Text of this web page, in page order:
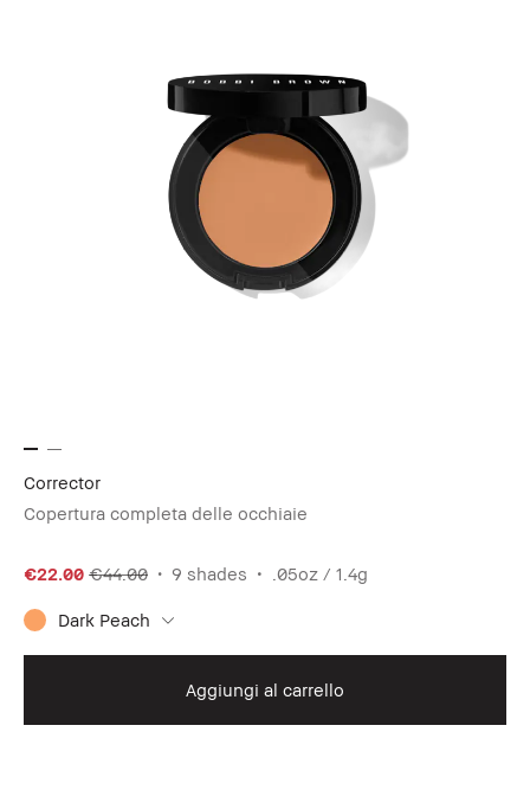
Corrector
Copertura completa delle occhiaie
€22.00 €44.00 9 shades .05oz / 1.4g
Dark Peach
Aggiungi al carrello